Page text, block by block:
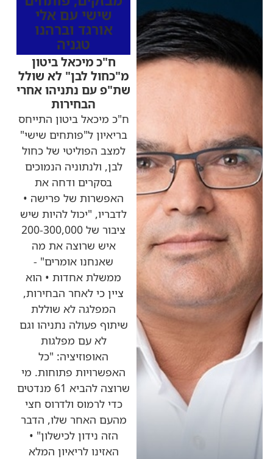
שישי עם אלי
אורגד וברהנו
טגניה
ח"כ מיכאל ביטון
מ"כחול לבן" לא שולל
שת"פ עם נתניהו אחרי
הבחירות
ח"כ מיכאל ביטון התייחס
בריאיון ל"פותחים שישי"
למצב הפוליטי של כחול
לבן, ולנתוניה הנמוכים
בסקרים ודחה את
האפשרות של פרישה •
לדבריו, "יכול להיות שיש
ציבור של 200-300,000
איש שרוצה את מה
שאנחנו אומרים" -
ממשלת אחדות • הוא
ציין כי לאחר הבחירות,
המפלגה לא שוללת
שיתוף פעולה נתניהו וגם
לא עם מפלגות
האופוזיציה: "כל
האפשרויות פתוחות. מי
שרוצה להביא 61 מנדטים
כדי לרמוס ולדרוס חצי
מהעם האחר שלו, הדבר
הזה נידון לכישלון" •
האזינו לריאיון המלא